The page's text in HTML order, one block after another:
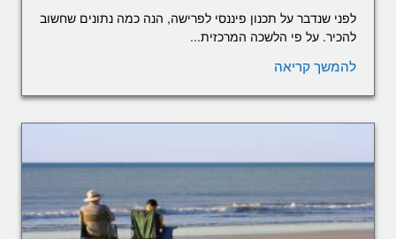
לפני שנדבר על תכנון פיננסי לפרישה, הנה כמה נתונים שחשוב
להכיר. על פי הלשכה המרכזית...
להמשך קריאה